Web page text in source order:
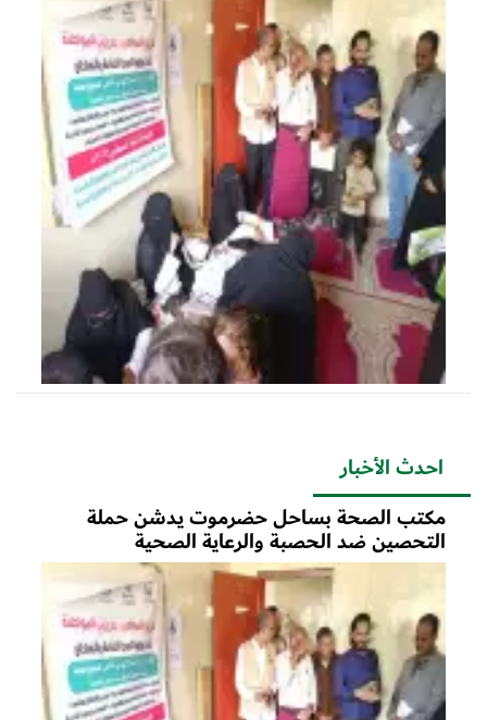
احدث الأخبار
مكتب الصحة بساحل حضرموت يدشن حملة
التحصين ضد الحصبة والرعاية الصحية